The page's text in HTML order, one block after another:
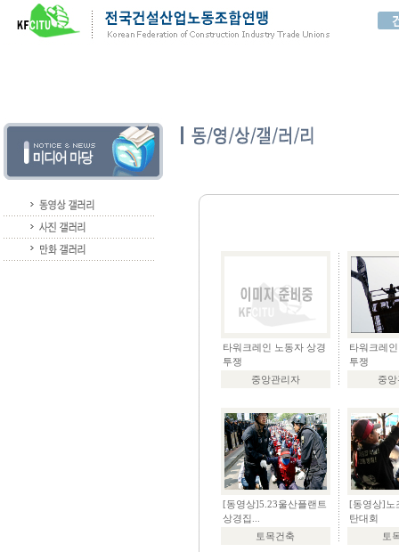
타워크레인 노동자 상경
투쟁
중앙관리자
타워크레
투쟁
중
[동영상]5.23울산플랜트
상경집...
토목건축
[동영상]노
탄대회
토